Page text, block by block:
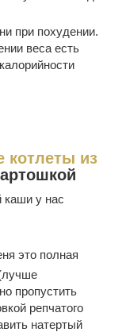
при похудении.
веса есть
котлеты из
каши у нас
это полная
пропустить
репчатого
натертый